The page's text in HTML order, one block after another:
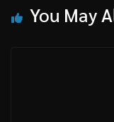
You May